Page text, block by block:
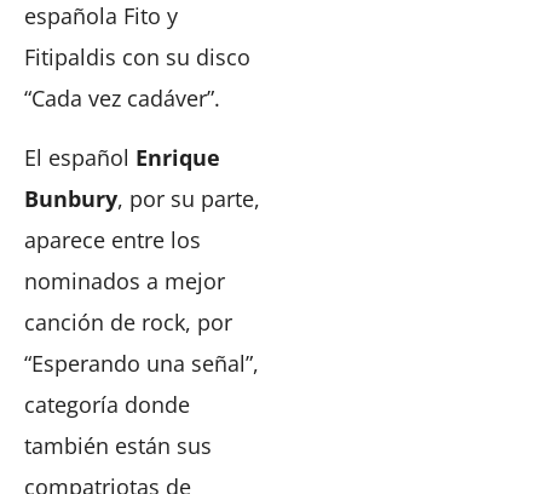
española Fito y
Fitipaldis con su disco
“Cada vez cadáver”.
El español Enrique
Bunbury, por su parte,
aparece entre los
nominados a mejor
canción de rock, por
“Esperando una señal”,
categoría donde
también están sus
compatriotas de